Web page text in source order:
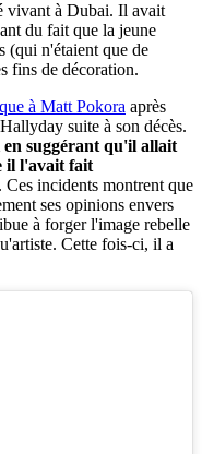
vivant à Dubai. Il avait
du fait que la jeune
(qui n'étaient que de
fins de décoration.
à Matt Pokora après
suite à son décès.
suggérant qu'il allait
il l'avait fait
. Ces incidents montrent que
ses opinions envers
à forger l'image rebelle
Cette fois-ci, il a